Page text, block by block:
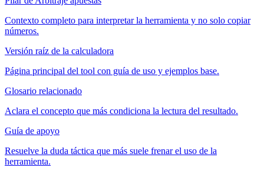
Contexto completo para interpretar la herramienta y no solo copiar
números.
Versión raíz de la calculadora
Página principal del tool con guía de uso y ejemplos base.
Glosario relacionado
Aclara el concepto que más condiciona la lectura del resultado.
Guía de apoyo
Resuelve la duda táctica que más suele frenar el uso de la
herramienta.